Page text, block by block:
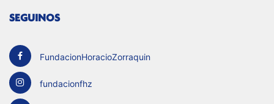
SEGUINOS
FundacionHoracioZorraquin
fundacionfhz